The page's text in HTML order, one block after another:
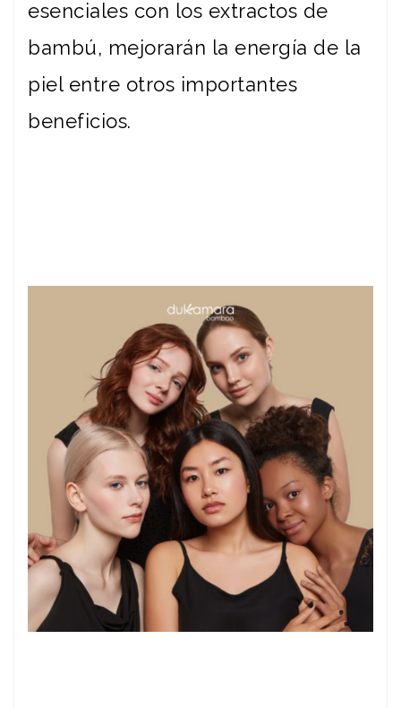
esenciales con los extractos de
bambú, mejorarán la energía de la
piel entre otros importantes
beneficios.